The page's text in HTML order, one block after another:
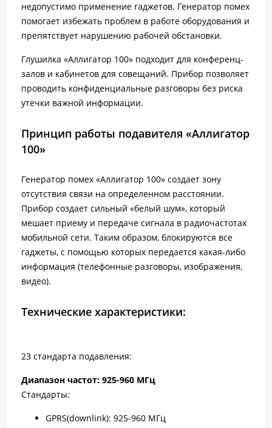
недопустимо применение гаджетов. Генератор помех
помогает избежать проблем в работе оборудования и
препятствует нарушению рабочей обстановки.
Глушилка «Аллигатор 100» подходит для конференц-
залов и кабинетов для совещаний. Прибор позволяет
проводить конфиденциальные разговоры без риска
утечки важной информации.
Принцип работы подавителя «Аллигатор
100»
Генератор помех «Аллигатор 100» создает зону
отсутствия связи на определенном расстоянии.
Прибор создает сильный «белый шум», который
мешает приему и передаче сигнала в радиочастотах
мобильной сети. Таким образом, блокируются все
гаджеты, с помощью которых передается какая-либо
информация (телефонные разговоры, изображения,
видео).
Технические характеристики:
23 стандарта подавления:
Диапазон частот: 925-960 МГц
Стандарты:
GPRS(downlink): 925-960 МГц